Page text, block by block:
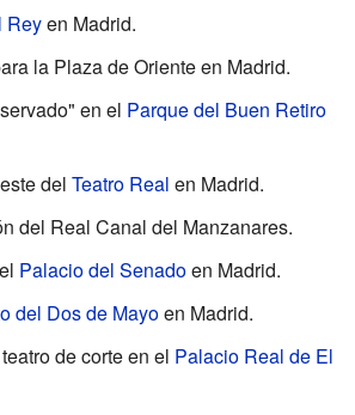
Reyen Madrid.
la Plaza de Oriente en Madrid.
en el Parque del Buen Retiro
del Teatro Real en Madrid.
del Real Canal del Manzanares.
Palacio del Senadoen Madrid.
del Dos de Mayoen Madrid.
de corte en el Palacio Real de El